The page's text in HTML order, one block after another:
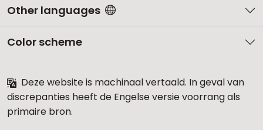
Other languages
Color scheme
Deze website is machinaal vertaald. In geval van
discrepanties heeft de Engelse versie voorrang als
primaire bron.